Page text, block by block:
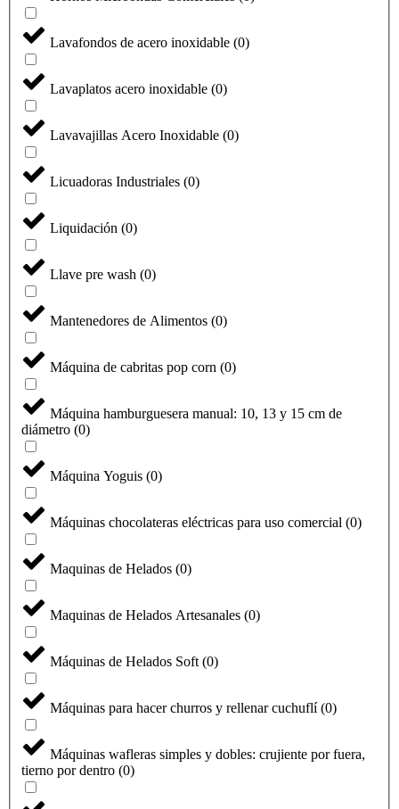
Lavafondos de acero inoxidable (0)
Lavaplatos acero inoxidable (0)
Lavavajillas Acero Inoxidable (0)
Licuadoras Industriales (0)
Liquidación (0)
Llave pre wash (0)
Mantenedores de Alimentos (0)
Máquina de cabritas pop corn (0)
Máquina hamburguesera manual: 10, 13 y 15 cm de
diámetro (0)
Máquina Yoguis (0)
Máquinas chocolateras eléctricas para uso comercial (0)
Maquinas de Helados (0)
Maquinas de Helados Artesanales (0)
Máquinas de Helados Soft (0)
Máquinas para hacer churros y rellenar cuchuflí (0)
Máquinas wafleras simples y dobles: crujiente por fuera,
tierno por dentro (0)